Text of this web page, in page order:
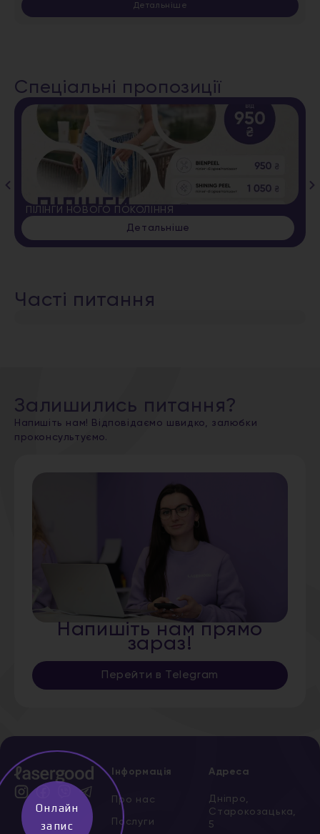
Детальніше
Спеціальні пропозиції
ПІЛІНГИ НОВОГО ПОКОЛІННЯ
Детальніше
Часті питання
Залишились питання?
Напишіть нам! Відповідаємо швидко, залюбки
проконсультуємо.
Напишіть нам прямо
зараз!
Перейти в Telegram
Інформація
Про нас
Послуги
Адреса
Дніпро,
Старокозацька,
5
Онлайн
запис